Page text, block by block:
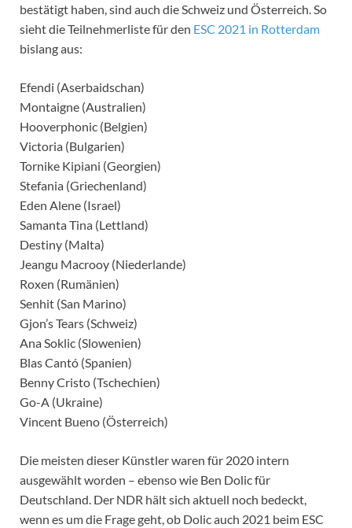
bestätigt haben, sind auch die Schweiz und Österreich. So
sieht die Teilnehmerliste für den ESC 2021 in Rotterdam
bislang aus:
Efendi (Aserbaidschan)
Montaigne (Australien)
Hooverphonic (Belgien)
Victoria (Bulgarien)
Tornike Kipiani (Georgien)
Stefania (Griechenland)
Eden Alene (Israel)
Samanta Tina (Lettland)
Destiny (Malta)
Jeangu Macrooy (Niederlande)
Roxen (Rumänien)
Senhit (San Marino)
Gjon’s Tears (Schweiz)
Ana Soklic (Slowenien)
Blas Cantó (Spanien)
Benny Cristo (Tschechien)
Go-A (Ukraine)
Vincent Bueno (Österreich)
Die meisten dieser Künstler waren für 2020 intern
ausgewählt worden – ebenso wie Ben Dolic für
Deutschland. Der NDR hält sich aktuell noch bedeckt,
wenn es um die Frage geht, ob Dolic auch 2021 beim ESC